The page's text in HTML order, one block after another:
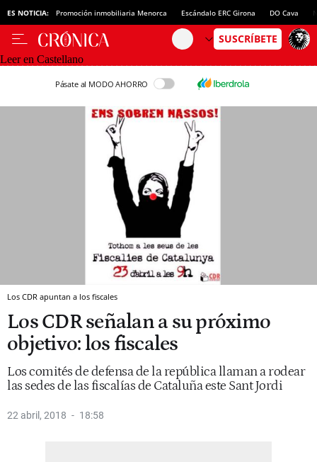
ES NOTICIA: Promoción inmobiliaria Menorca Escándalo ERC Girona DO Cava
Leer en Castellano
Pásate al MODO AHORRO
Los CDR apuntan a los fiscales
Los CDR señalan a su próximo
objetivo: los fiscales
Los comités de defensa de la república llaman a rodear
las sedes de las fiscalías de Cataluña este Sant Jordi
22 abril, 2018 18:58